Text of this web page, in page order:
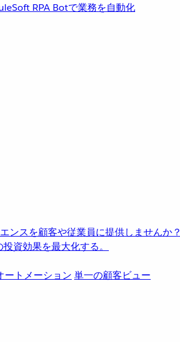
RPA Botで業務を自動化
ンスを顧客や従業員に提供しませんか？
資効果を最大化する。
ートメーション 単一の顧客ビュー